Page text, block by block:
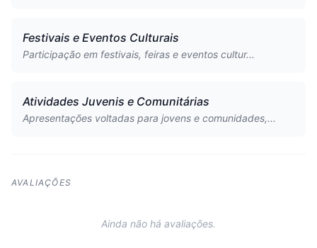
Festivais e Eventos Culturais
Participação em festivais, feiras e eventos cultur...
Atividades Juvenis e Comunitárias
Apresentações voltadas para jovens e comunidades,...
AVALIAÇÕES
Ainda não há avaliações.